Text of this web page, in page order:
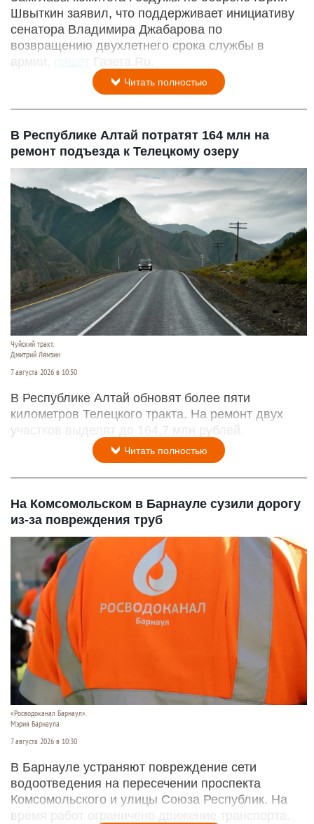
Швыткин заявил, что поддерживает инициативу
сенатора Владимира Джабарова по
возвращению двухлетнего срока службы в
армии,
Газета.Ru.
Читать полностью
В Республике Алтай потратят 164 млн на
ремонт подъезда к Телецкому озеру
Чуйский тракт.
Дмитрий Лямзин
7 августа 2026 в 10:50
В Республике Алтай обновят более пяти
километров Телецкого тракта. На ремонт двух
участков выделят до 164,7 млн рублей.
Читать полностью
На Комсомольском в Барнауле сузили дорогу
из-за повреждения труб
«Росводоканал Барнаул».
Мэрия Барнаула
7 августа 2026 в 10:30
В Барнауле устраняют повреждение сети
водоотведения на пересечении проспекта
Комсомольского и улицы Союза Республик. На
время работ ограничено движение транспорта.